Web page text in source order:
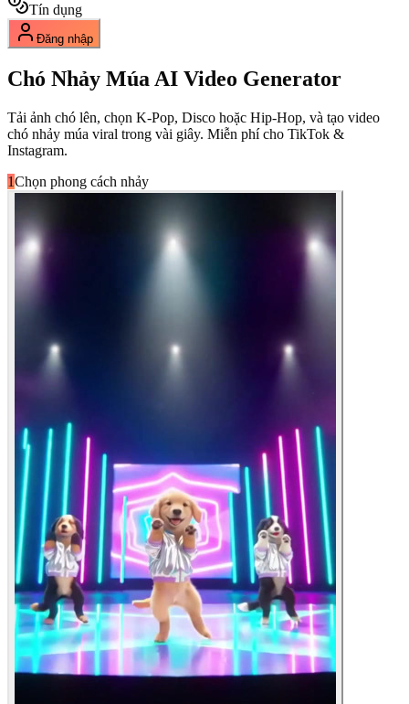
Tín dụng
Đăng nhập
Chó Nhảy Múa AI Video Generator
Tải ảnh chó lên, chọn K-Pop, Disco hoặc Hip-Hop, và tạo video
chó nhảy múa viral trong vài giây. Miễn phí cho TikTok &
Instagram.
1Chọn phong cách nhảy